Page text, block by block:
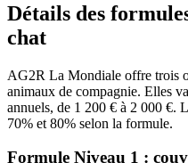
Détails des
chat
AG2R La Mondiale offre trois
animaux de compagnie. Elles
annuels, de 1 200 € à 2 000 €.
70% et 80% selon la formule.
Formule Niveau 1 :